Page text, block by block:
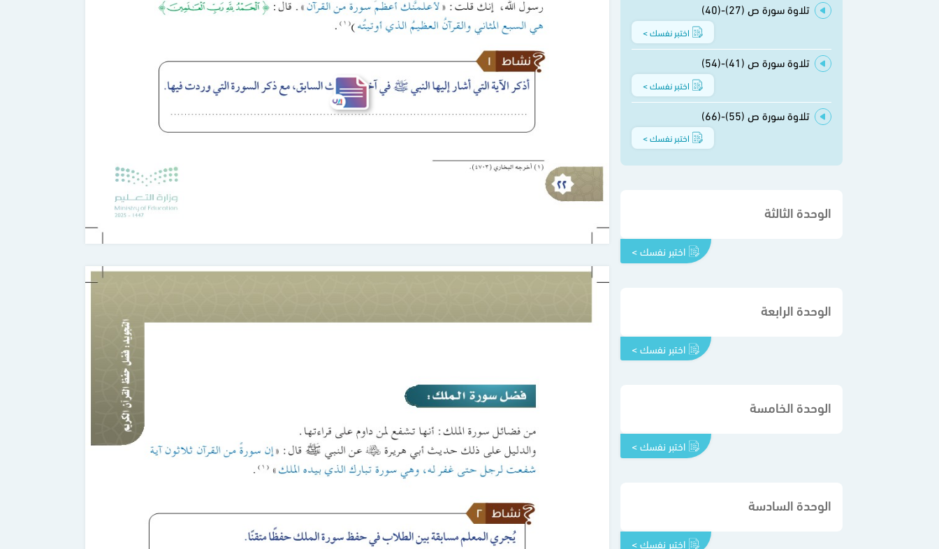
تلاوة سورة ص (27)-(40)
اختبر نفسك >
تلاوة سورة ص (41)-(54)
اختبر نفسك >
تلاوة سورة ص (55)-(66)
اختبر نفسك >
الوحدة الثالثة
اختبر نفسك >
الوحدة الرابعة
اختبر نفسك >
الوحدة الخامسة
اختبر نفسك >
الوحدة السادسة
اختبر نفسك >